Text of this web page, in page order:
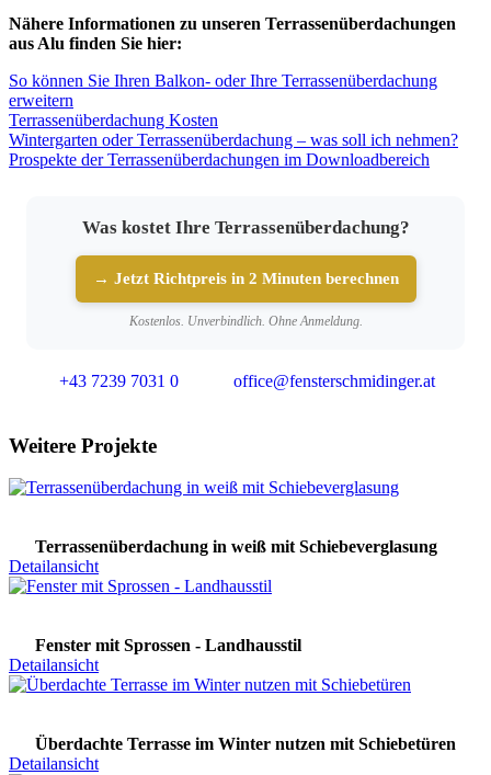
Nähere Informationen zu unseren Terrassenüberdachungen
aus Alu finden Sie hier:
So können Sie Ihren Balkon- oder Ihre Terrassenüberdachung
erweitern
Terrassenüberdachung Kosten
Wintergarten oder Terrassenüberdachung – was soll ich nehmen?
Prospekte der Terrassenüberdachungen im Downloadbereich
Was kostet Ihre Terrassenüberdachung?
→ Jetzt Richtpreis in 2 Minuten berechnen
Kostenlos. Unverbindlich. Ohne Anmeldung.
+43 7239 7031 0 office@fensterschmidinger.at
Weitere Projekte
Terrassenüberdachung in weiß mit Schiebeverglasung
Detailansicht
Fenster mit Sprossen - Landhausstil
Detailansicht
Überdachte Terrasse im Winter nutzen mit Schiebetüren
Detailansicht